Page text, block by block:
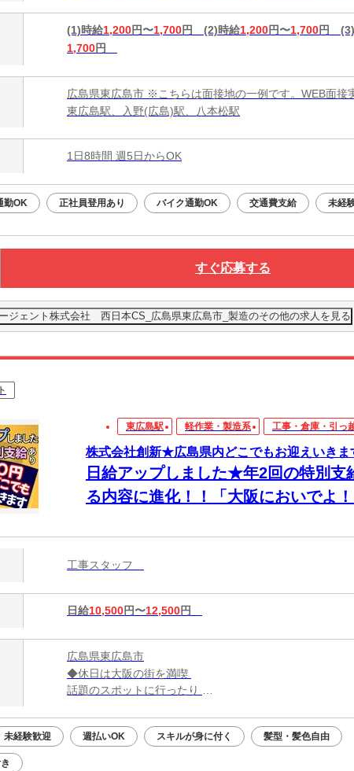
(1)時給1,200円〜1,700円 (2)時給1,200円〜1,700円
1,700円
広島県東広島市 ※こちらは面接地の一例です。WEB面
東広島駅、入野(広島)駅、八本松駅
1日8時間 週5日からOK
勤OK 正社員登用あり バイク通勤OK 交通費支給 未経
すぐ応募する
ジェント株式会社 西日本CS_広島県東広島市_製造のその他の求人を見る
東広島駅 軽作業・製造系 工事・倉庫・引っ
株式会社創新★広島県内どこでもお迎えいき
日給アップしました★年2回の特別支
る内容に進化！！「大阪においでよ
工事スタッフ
日給10,500円〜12,500円
広島県東広島市
◆休日は大阪の街を満喫
話題のスポットに行ったり
＼大阪で新生活はじめよう！／
未経験歓迎 週払いOK スキルが身に付く 髪型・髪色自由